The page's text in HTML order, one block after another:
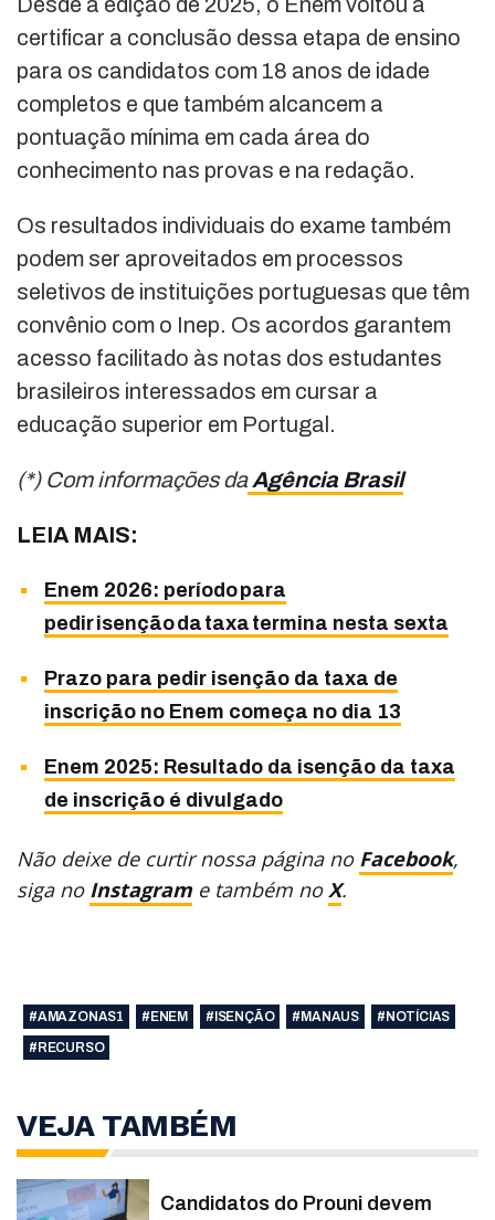
certificar a conclusão dessa etapa de ensino
para os candidatos com 18 anos de idade
completos e que também alcancem a
pontuação mínima em cada área do
conhecimento nas provas e na redação.
Os resultados individuais do exame também
podem ser aproveitados em processos
seletivos de instituições portuguesas que têm
convênio com o Inep. Os acordos garantem
acesso facilitado às notas dos estudantes
brasileiros interessados em cursar a
educação superior em Portugal.
(*) Com informações daAgência Brasil
LEIA MAIS:
Enem 2026: período para
pedir isenção da taxa termina nesta sexta
Prazo para pedir isenção da taxa de
inscrição no Enem começa no dia 13
Enem 2025: Resultado da isenção da taxa
de inscrição é divulgado
Não deixe de curtir nossa página no Facebook,
siga no Instagram e também noX.
#AMAZONAS1 #ENEM #ISENÇÃO #MANAUS
#NOTÍCIAS
#RECURSO
VEJA TAMBÉM
Candidatos do Prouni devem